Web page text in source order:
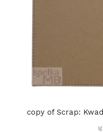
copy of Scrap: